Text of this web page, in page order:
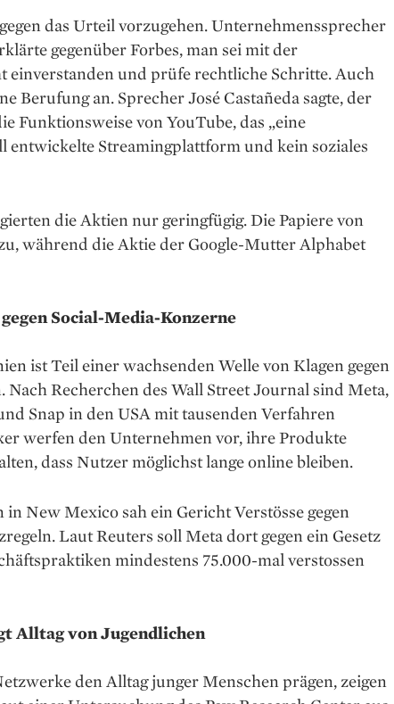
das Urteil vorzugehen. Unternehmenssprecher
gegenüber Forbes, man sei mit der
einverstanden und prüfe rechtliche Schritte. Auch
Berufung an. Sprecher José Castañeda sagte, der
Funktionsweise von YouTube, das „eine
entwickelte Streamingplattform und kein soziales
die Aktien nur geringfügig. Die Papiere von
während die Aktie der Google-Mutter Alphabet
Social-Media-Konzerne
ist Teil einer wachsenden Welle von Klagen gegen
Nach Recherchen des Wall Street Journal sind Meta,
Snap in den USA mit tausenden Verfahren
werfen den Unternehmen vor, ihre Produkte
dass Nutzer möglichst lange online bleiben.
New Mexico sah ein Gericht Verstösse gegen
Laut Reuters soll Meta dort gegen ein Gesetz
mindestens 75.000-mal verstossen
Alltag von Jugendlichen
den Alltag junger Menschen prägen, zeigen